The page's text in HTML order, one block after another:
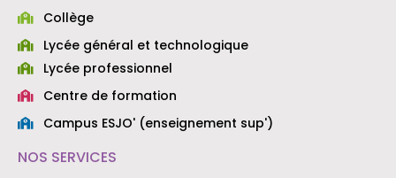
Collège
Lycée général et technologique
Lycée professionnel
Centre de formation
Campus ESJO' (enseignement sup')
NOS SERVICES